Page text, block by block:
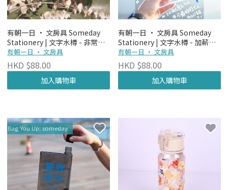
有朝一日 • 文房具 Someday
Stationery | 文字水樽 - 非常累
水 A5 (L)
有朝一日 • 文房具
HKD $88.00
加入購物車
有朝一日 • 文房具 Someday
Stationery | 文字水樽 - 加薪水
A5
有朝一日 • 文房具
HKD $88.00
加入購物車
Bag You Up: someday